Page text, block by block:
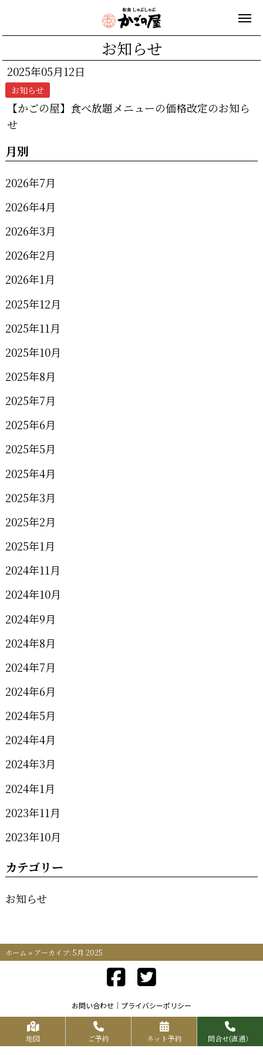
お知らせ
2025年05月12日
お知らせ
【かごの屋】食べ放題メニューの価格改定のお知ら
せ
月別
2026年7月
2026年4月
2026年3月
2026年2月
2026年1月
2025年12月
2025年11月
2025年10月
2025年8月
2025年7月
2025年6月
2025年5月
2025年4月
2025年3月
2025年2月
2025年1月
2024年11月
2024年10月
2024年9月
2024年8月
2024年7月
2024年6月
2024年5月
2024年4月
2024年3月
2024年1月
2023年11月
2023年10月
カテゴリー
お知らせ
ホーム » アーカイブ: 5月 2025
お問い合わせ プライバシーポリシー
Copyrights KR FOOD SERVICE All Rights Reserved.
地図 ご予約 ネット予約 問合せ(直通）